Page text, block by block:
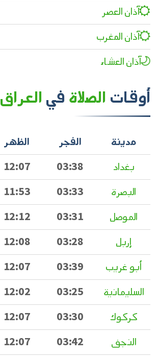
آذان العصر
آذان المغرب
آذان العشاء
أوقات الصلاة في العراق
مدينة الفجر الظهر
بغداد
03:38
12:07
البصرة
03:33
11:53
الموصل
03:31
12:12
إربل
03:28
12:08
أبو غريب
03:39
12:07
السليمانية
03:25
12:02
كركوك
03:30
12:07
النجف
03:42
12:07